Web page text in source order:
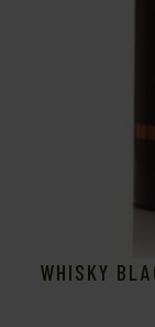
WHISKY